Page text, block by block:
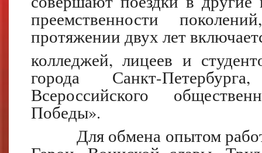
преемственности
протяжении двух лет
колледжей, лицеев и
города Санкт-
Всероссийского
Победы».
Для обмена опытом